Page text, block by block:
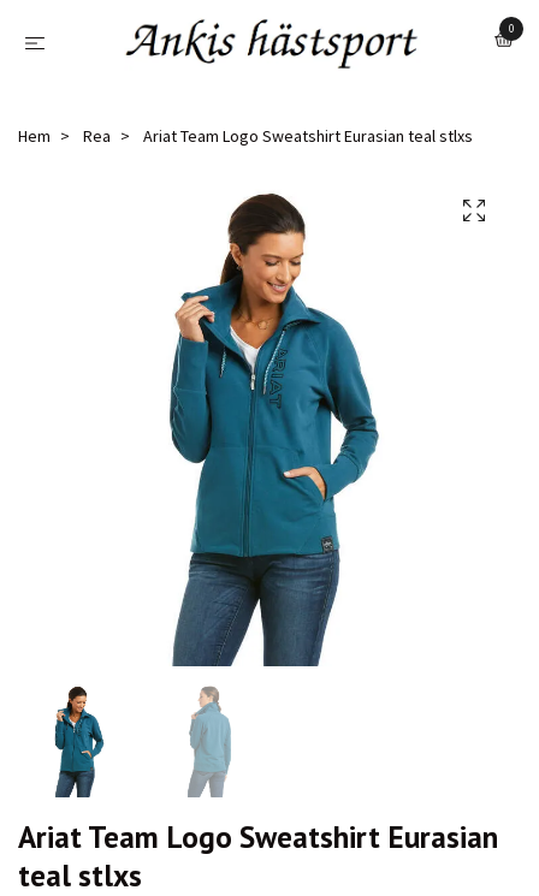
0
Hem Rea Ariat Team Logo Sweatshirt Eurasian teal stlxs
Ariat Team Logo Sweatshirt Eurasian
teal stlxs